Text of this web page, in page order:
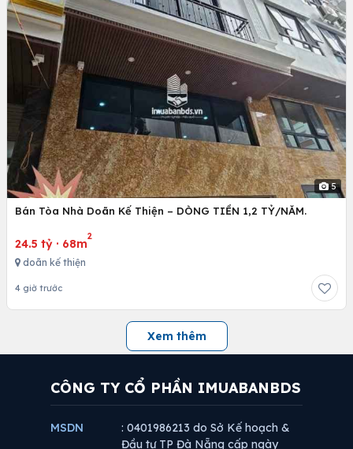
5
Bán Tòa Nhà Doãn Kế Thiện – DÒNG TIỀN 1,2 TỶ/NĂM.
24.5 tỷ · 68m
2
doãn kế thiện
4 giờ trước
Xem thêm
CÔNG TY CỔ PHẦN IMUABANBDS
MSDN
: 0401986213 do Sở Kế hoạch &
Đầu tư TP Đà Nẵng cấp ngày